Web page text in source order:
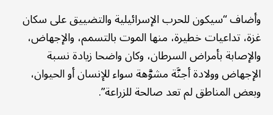
وأضاف “سيكون للحرب الإسرائيلية والتضييق على سكان
غزة، تداعيات خطيرة، منها الموت بالتسمم، والإجهاض،
والإصابة بأمراض السرطان، وكان واضحا زيادة نسبة
الإجهاض وولادة أجنَّة مشوَّهة سواء للإنسان أو الحيوان،
وبعض المناطق لم تعد صالحة للزراعة”.